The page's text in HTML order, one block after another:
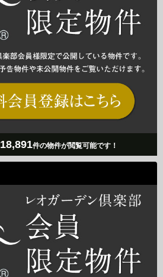
18,891件の物件が閲覧可能です！